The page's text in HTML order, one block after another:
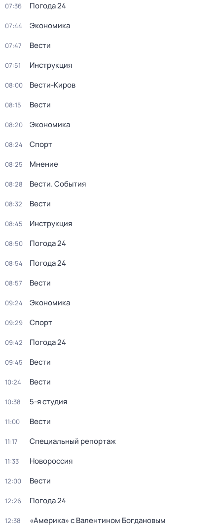
07:36 Погода 24
07:44 Экономика
07:47 Вести
07:51 Инструкция
08:00 Вести-Киров
08:15 Вести
08:20 Экономика
08:24 Спорт
08:25 Мнение
08:28 Вести. События
08:32 Вести
08:45 Инструкция
08:50 Погода 24
08:54 Погода 24
08:57 Вести
09:24 Экономика
09:29 Спорт
09:42 Погода 24
09:45 Вести
10:24 Вести
10:38 5-я студия
11:00 Вести
11:17 Специальный репортаж
11:33 Новороссия
12:00 Вести
12:26 Погода 24
12:38 «Америка» с Валентином Богдановым